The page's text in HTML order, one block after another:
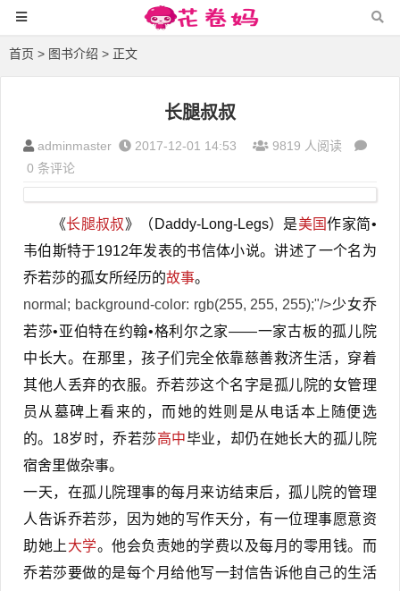
首页 > 图书介绍 > 正文
长腿叔叔
adminmaster 2017-12-01 14:53
9819 人阅读
0 条评论
《长腿叔叔》（Daddy-Long-Legs）是美国作家简•
韦伯斯特于1912年发表的书信体小说。讲述了一个名为
乔若莎的孤女所经历的故事。
normal; background-color: rgb(255, 255, 255);"/>少女乔
若莎•亚伯特在约翰•格利尔之家——一家古板的孤儿院
中长大。在那里，孩子们完全依靠慈善救济生活，穿着
其他人丢弃的衣服。乔若莎这个名字是孤儿院的女管理
员从墓碑上看来的，而她的姓则是从电话本上随便选
的。18岁时，乔若莎高中毕业，却仍在她长大的孤儿院
宿舍里做杂事。
一天，在孤儿院理事的每月来访结束后，孤儿院的管理
人告诉乔若莎，因为她的写作天分，有一位理事愿意资
助她上 大学。他会负责她的学费以及每月的零用钱。而
乔若莎要做的是每个月给他写一封信告诉他自己的生活